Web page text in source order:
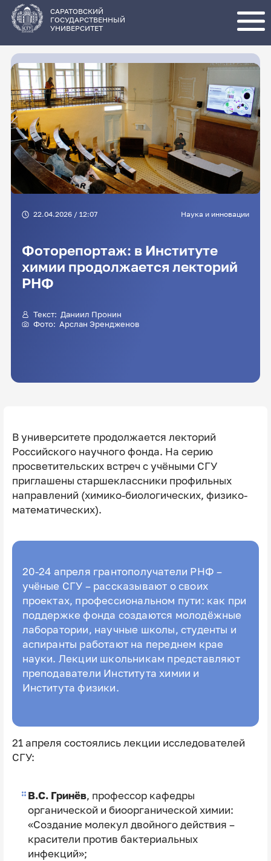
основному
содержанию
САРАТОВСКИЙ
ГОСУДАРСТВЕННЫЙ
УНИВЕРСИТЕТ
22.04.2026 / 12:07 Наука и инновации
Фоторепортаж: в Институте
химии продолжается лекторий
РНФ
Текст: Даниил Пронин
Фото: Арслан Эрендженов
В университете продолжается лекторий
Российского научного фонда. На серию
просветительских встреч с учёными СГУ
приглашены старшеклассники профильных
направлений (химико-биологических, физико-
математических).
20-24 апреля грантополучатели РНФ –
учёные СГУ – рассказывают о своих
проектах, профессиональном пути: как при
поддержке фонда создаются молодёжные
лаборатории, научные школы, студенты и
аспиранты работают на переднем крае
науки. Лекции школьникам представляют
преподаватели Института химии и
Института физики.
21 апреля состоялись лекции исследователей
СГУ:
В.С. Гринёв, профессор кафедры
органической и биоорганической химии:
«Создание молекул двойного действия –
красители против бактериальных
инфекций»;